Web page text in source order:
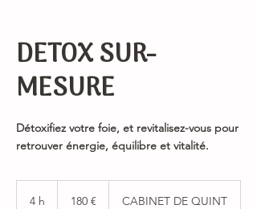
DETOX SUR-
MESURE
Détoxifiez votre foie, et revitalisez-vous pour
retrouver énergie, équilibre et vitalité.
4 h 180 € CABINET DE QUINT